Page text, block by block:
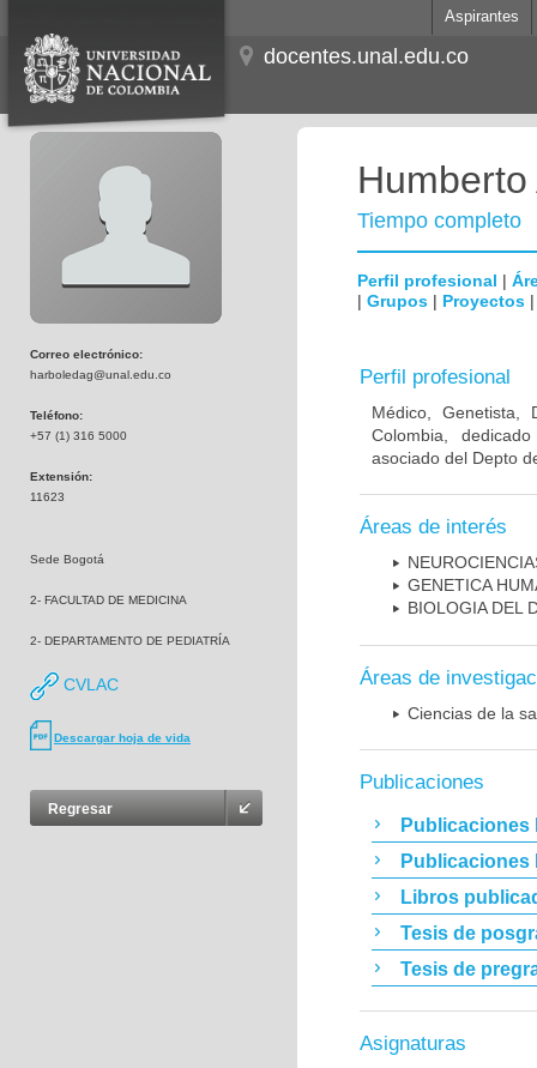
Aspirantes
docentes.unal.edu.co
Correo electrónico:
harboledag@unal.edu.co
Teléfono:
+57 (1) 316 5000
Extensión:
11623
Sede Bogotá
2- FACULTAD DE MEDICINA
2- DEPARTAMENTO DE PEDIATRÍA
CVLAC
Descargar hoja de vida
Regresar
Tiempo completo
Perfil profesional |
| Grupos | Proyectos
Perfil profesional
Médico, Genetista,
Colombia,
asociado del Depto
Áreas de interés
GENETICA
BIOLOGIA DEL
Áreas de
Ciencias de la
Publicaciones
Publicaciones
Publicaciones
Libros
Tesis de
Tesis de
Asignaturas